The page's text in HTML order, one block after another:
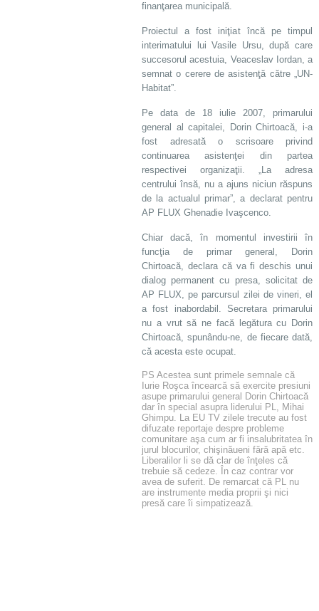
finanţarea municipală.
Proiectul a fost iniţiat încă pe timpul
interimatului lui Vasile Ursu, după care
succesorul acestuia, Veaceslav Iordan, a
semnat o cerere de asistenţă către „UN-
Habitat”.
Pe data de 18 iulie 2007, primarului
general al capitalei, Dorin Chirtoacă, i-a
fost adresată o scrisoare privind
continuarea asistenţei din partea
respectivei organizaţii. „La adresa
centrului însă, nu a ajuns niciun răspuns
de la actualul primar”, a declarat pentru
AP FLUX Ghenadie Ivaşcenco.
Chiar dacă, în momentul investirii în
funcţia de primar general, Dorin
Chirtoacă, declara că va fi deschis unui
dialog permanent cu presa, solicitat de
AP FLUX, pe parcursul zilei de vineri, el
a fost inabordabil. Secretara primarului
nu a vrut să ne facă legătura cu Dorin
Chirtoacă, spunându-ne, de fiecare dată,
că acesta este ocupat.
PS Acestea sunt primele semnale că
Iurie Roşca încearcă să exercite presiuni
asupe primarului general Dorin Chirtoacă
dar în special asupra liderului PL, Mihai
Ghimpu. La EU TV zilele trecute au fost
difuzate reportaje despre probleme
comunitare aşa cum ar fi insalubritatea în
jurul blocurilor, chişinăueni fără apă etc.
Liberalilor li se dă clar de înţeles că
trebuie să cedeze. În caz contrar vor
avea de suferit. De remarcat că PL nu
are instrumente media proprii şi nici
presă care îi simpatizează.